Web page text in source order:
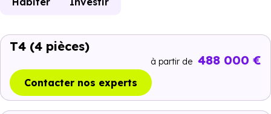
T4 (4 pièces)
à partir de 488 000 €
Contacter nos experts